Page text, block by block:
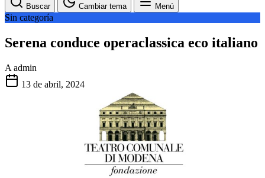
Buscar Cambiar tema Menú
Sin categoría
Serena conduce operaclassica eco italiano
A admin
13 de abril, 2024